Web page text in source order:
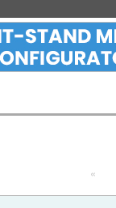
«